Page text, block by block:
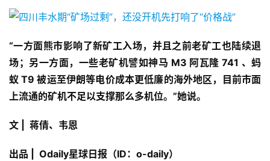
“一方面熊市影响了新矿工入场，并且之前老矿工也陆续退
场；另一方面，一些老矿机譬如神马 M3 阿瓦隆 741 、蚂
蚁 T9 被运至伊朗等电价成本更低廉的海外地区，目前市面
上流通的矿机不足以支撑那么多机位。”她说。
文 | 蒋倩、韦恩
出品 | Odaily星球日报（ID：o-daily）